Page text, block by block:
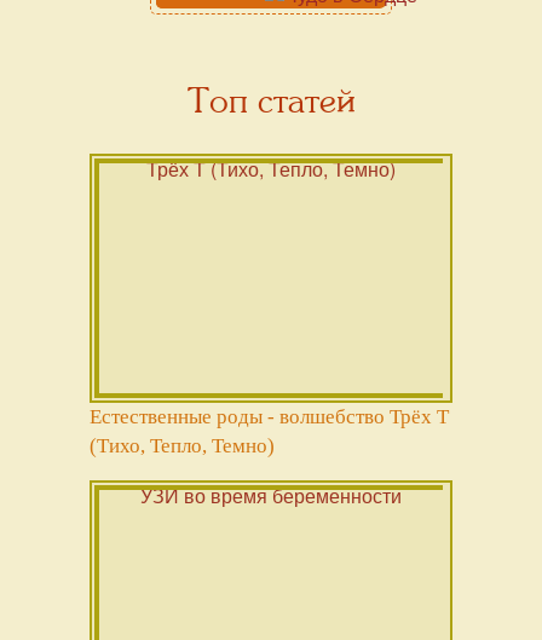
Топ статей
Естественные роды - волшебство Трёх Т
(Тихо, Тепло, Темно)